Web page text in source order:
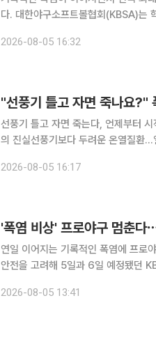
다. 대한야구소프트볼협회(KBSA)는 학생 선수들의 안전을 위해 제54회 봉황대기 전국고교야구대
KBSA는 해당 기간 오전 11시 30분
2026-08-05 16:32
"선풍기 틀고 자면 죽나요?"
선풍기 틀고 자면 죽는다, 언제부터
의 진실선풍기보다 두려운 온열질환…열사병 의심 증상과
고 가는 엄마 덕에 무사히(?) 살아서
2026-08-05 16:17
'폭염 비상' 프로야구 멈춘
연일 이어지는 기록적인 폭염에 프로
안전을 고려해 5일과 6일 예정됐던
던 KBO리그 5경기인 잠실 NC 다이
2026-08-05 13:41